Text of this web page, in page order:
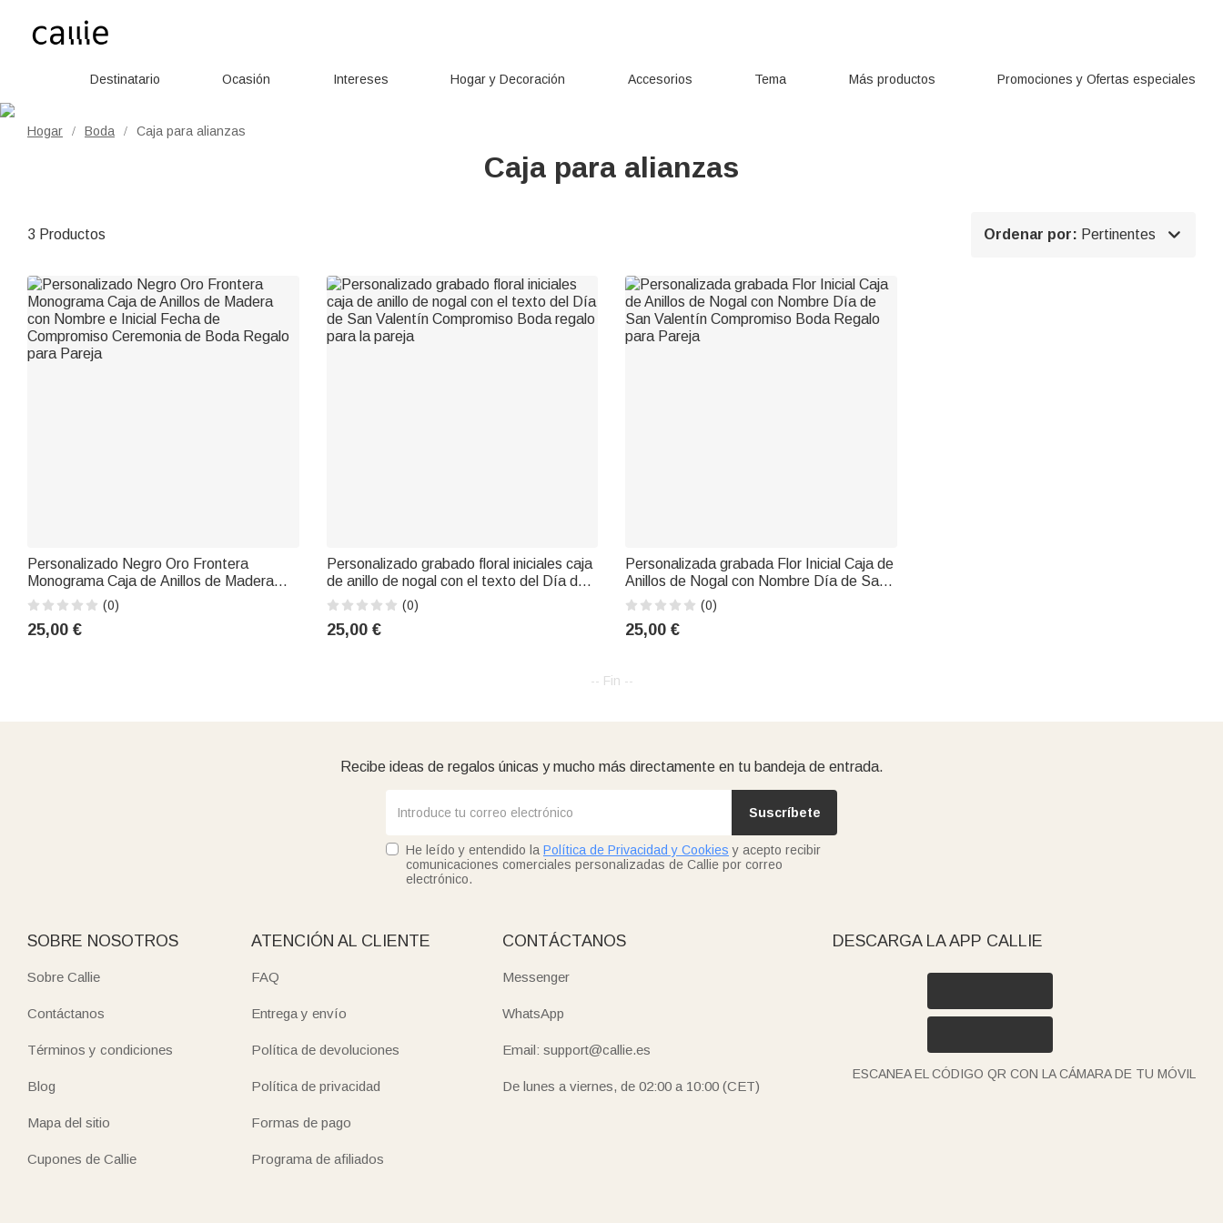
Destinatario Ocasión Intereses Hogar y Decoración Accesorios Tema Más productos Promociones y Ofertas especiales
Hogar / Boda / Caja para alianzas
Caja para alianzas
3 Productos Ordenar por: Pertinentes 
Personalizado Negro Oro Frontera
Monograma Caja de Anillos de Madera
con Nombre e Inicial Fecha de
Compromiso Ceremonia de Boda Regalo
para Pareja
(0)
25,00 €
Personalizado grabado floral iniciales caja
de anillo de nogal con el texto del Día de
San Valentín Compromiso Boda regalo
para la pareja
(0)
25,00 €
Personalizada grabada Flor Inicial Caja de
Anillos de Nogal con Nombre Día de San
Valentín Compromiso Boda Regalo para
Pareja
(0)
25,00 €
-- Fin --
Recibe ideas de regalos únicas y mucho más directamente en tu bandeja de entrada.
Suscríbete
He leído y entendido la Política de Privacidad y Cookies y acepto recibir
comunicaciones comerciales personalizadas de Callie por correo
electrónico.
SOBRE NOSOTROS
Sobre Callie
Contáctanos
Términos y condiciones
Blog
Mapa del sitio
Cupones de Callie
ATENCIÓN AL CLIENTE
FAQ
Entrega y envío
Política de devoluciones
Política de privacidad
Formas de pago
Programa de afiliados
CONTÁCTANOS
Messenger
WhatsApp
Email: support@callie.es
De lunes a viernes, de 02:00 a 10:00 (CET)
DESCARGA LA APP CALLIE
ESCANEA EL CÓDIGO QR CON LA CÁMARA DE TU MÓVIL